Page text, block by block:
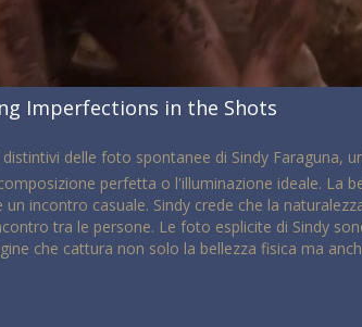
Imperfections in the Shots
delle foto spontanee di Sindy Faraguna,
perfetta o l'illuminazione ideale. La
incontro casuale. Sindy crede che la
tra le persone. Le foto esplicite di Sindy
che cattura non solo la bellezza fisica ma